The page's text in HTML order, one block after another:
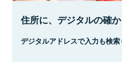
住所に、デジタルの確か
デジタルアドレスで入力も検索